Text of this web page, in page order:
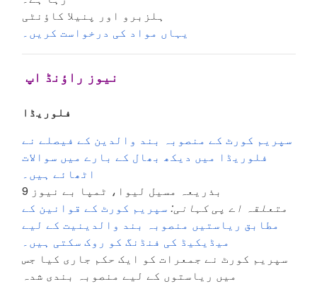
ہلزبرو اور پنیلا کاؤنٹی
یہاں مواد کی درخواست کریں۔
نیوز راؤنڈ اپ
فلوریڈا
سپریم کورٹ کے منصوبہ بند والدین کے فیصلے نے
فلوریڈا میں دیکھ بھال کے بارے میں سوالات
اٹھائے ہیں۔
بذریعہ مسیل لیوا، ٹمپا بے نیوز 9
متعلقہ اے پی کہانی: سپریم کورٹ کے قوانین کے
مطابق ریاستیں منصوبہ بند والدینیت کے لیے
میڈیکیڈ کی فنڈنگ کو روک سکتی ہیں۔
سپریم کورٹ نے جمعرات کو ایک حکم جاری کیا جس
میں ریاستوں کے لیے منصوبہ بندی شدہ